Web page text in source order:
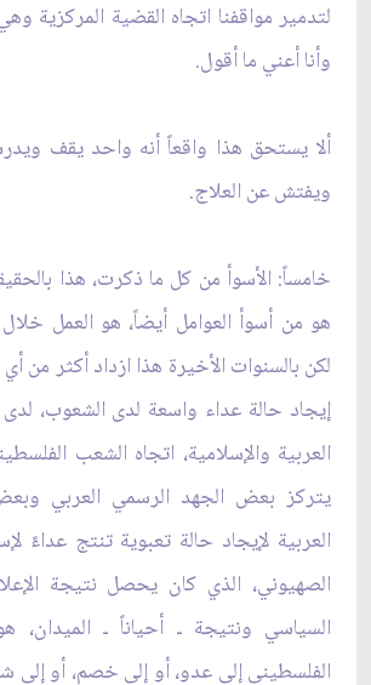
لتدمير مواقفنا اتجاه القضية المركزية
وأنا أعني ما أقول.
ألا يستحق هذا واقعاً أنه واحد يقف
ويفتش عن العلاج.
خامساً: الأسوأ من كل ما ذكرت، هذا
هو من أسوأ العوامل أيضاً، هو العمل خلال
لكن بالسنوات الأخيرة هذا ازداد أكثر
إيجاد حالة عداء واسعة لدى الشعوب،
العربية والإسلامية، اتجاه الشعب
يتركز بعض الجهد الرسمي العربي
العربية لإيجاد حالة تعبوية تنتج عداءً
الصهيوني، الذي كان يحصل نتيجة
السياسي ونتيجة ـ أحياناً ـ
الفلسطيني إلى عدو، أو إلى خصم، أو إلى